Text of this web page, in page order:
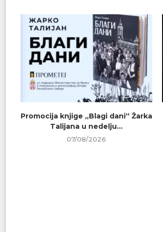
Promocija knjige „Blagi dani“ Žarka
Talijana u nedelju...
07/08/2026